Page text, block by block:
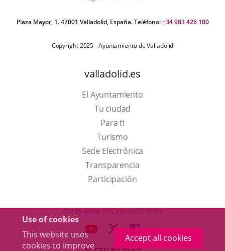
Use of cookies
This website uses
cookies to improve
Accept all cookies
Plaza Mayor, 1. 47001 Valladolid, España. Teléfono:+34 983 426 100
Copyright 2025 - Ayuntamiento de Valladolid
valladolid.es
El Ayuntamiento
Tu ciudad
Para ti
TurismoThis
link
will
open
a
up
Sede Electrónica
Transparencia
Participación
Otras webs del ayuntamiento
LINK LINK
TO
LINK
TO